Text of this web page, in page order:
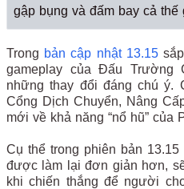
gập bụng và đấm bay cả thế
Trong bản cập nhật 13.15sắp
gameplay của Đấu Trường
những thay đổi đáng chú ý.
Cổng Dịch Chuyển, Nâng
mới về khả năng “nổ hũ” của
Cụ thể trong phiên bản
được làm lại đơn giản hơn,
khi chiến thắng để người